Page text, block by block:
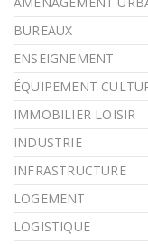
BUREAUX
ENSEIGNEMENT
ÉQUIPEMENT
IMMOBILIER LOISIR
INDUSTRIE
INFRASTRUCTURE
LOGEMENT
LOGISTIQUE